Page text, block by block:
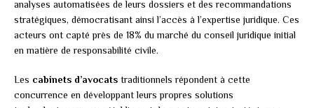
analyses automatisées de leurs dossiers et des recommandations
stratégiques, démocratisant ainsi l’accès à l’expertise juridique. Ces
acteurs ont capté près de 18% du marché du conseil juridique initial
en matière de responsabilité civile.
Les cabinets d’avocats traditionnels répondent à cette
concurrence en développant leurs propres solutions